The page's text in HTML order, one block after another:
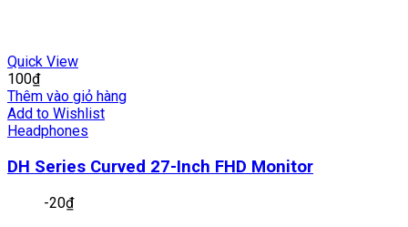
Quick View
100₫
Thêm vào giỏ hàng
Add to Wishlist
Headphones
DH Series Curved 27-Inch FHD Monitor
-20₫